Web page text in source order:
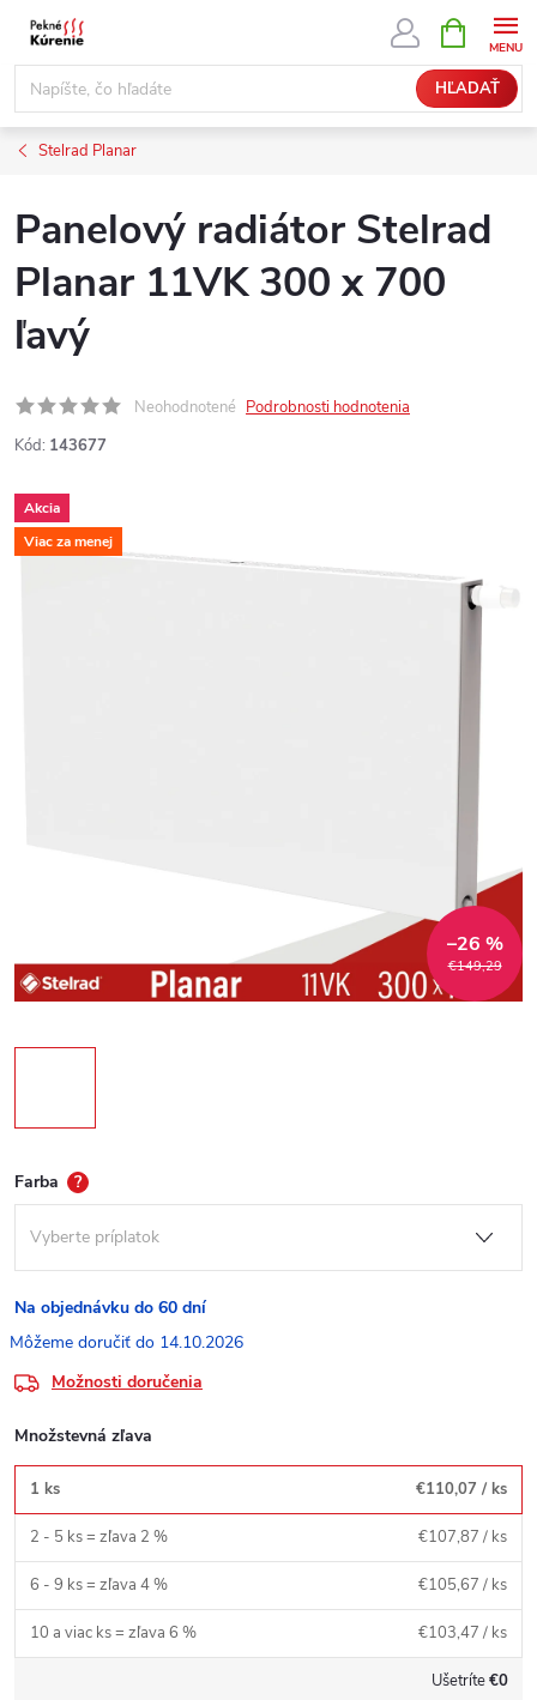
Prejsť
obsah
HĽADAŤ
KOŠÍK
Stelrad Planar
Panelový radiátor Stelrad
Planar 11VK 300 x 700
ľavý
Neohodnotené Podrobnosti hodnotenia
Kód: 143677
Akcia
Viac za menej
€149,29
–26 %
Farba ?
Na objednávku do 60 dní
14.10.2026
Možnosti doručenia
Množstevná zľava
1 ks €110,07 / ks
2 - 5 ks = zľava 2 % €107,87 / ks
6 - 9 ks = zľava 4 % €105,67 / ks
10 a viac ks = zľava 6 % €103,47 / ks
Ušetríte€0